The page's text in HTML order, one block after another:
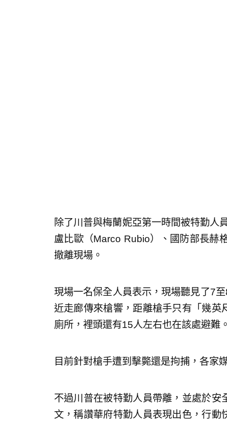
除了川普與梅蘭妮亞第一時間被特勤人
盧比歐（Marco Rubio）、國防部長赫
撤離現場。
現場一名保全人員表示，現場聽見了7
近走廊傳來槍響，距離槍手只有「幾英
廁所，裡頭還有15人左右也在該處避難。
目前針對槍手遭到擊斃還是拘捕，各家
不過川普在被特勤人員帶離，並處於
文，稱讚華府特勤人員表現出色，行